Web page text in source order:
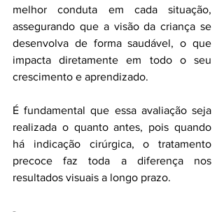
melhor conduta em cada situação,
assegurando que a visão da criança se
desenvolva de forma saudável, o que
impacta diretamente em todo o seu
crescimento e aprendizado.
É fundamental que essa avaliação seja
realizada o quanto antes, pois quando
há indicação cirúrgica, o tratamento
precoce faz toda a diferença nos
resultados visuais a longo prazo.